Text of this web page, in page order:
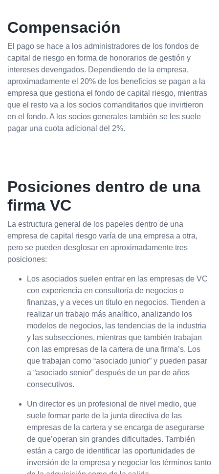
Compensación
El pago se hace a los administradores de los fondos de
capital de riesgo en forma de honorarios de gestión y
intereses devengados. Dependiendo de la empresa,
aproximadamente el 20% de los beneficios se pagan a la
empresa que gestiona el fondo de capital riesgo, mientras
que el resto va a los socios comanditarios que invirtieron
en el fondo. A los socios generales también se les suele
pagar una cuota adicional del 2%.
Posiciones dentro de una
firma VC
La estructura general de los papeles dentro de una
empresa de capital riesgo varía de una empresa a otra,
pero se pueden desglosar en aproximadamente tres
posiciones:
Los asociados suelen entrar en las empresas de VC
con experiencia en consultoría de negocios o
finanzas, y a veces un título en negocios. Tienden a
realizar un trabajo más analítico, analizando los
modelos de negocios, las tendencias de la industria
y las subsecciones, mientras que también trabajan
con las empresas de la cartera de una firma’s. Los
que trabajan como “asociado junior” y pueden pasar
a “asociado senior” después de un par de años
consecutivos.
Un director es un profesional de nivel medio, que
suele formar parte de la junta directiva de las
empresas de la cartera y se encarga de asegurarse
de que’operan sin grandes dificultades. También
están a cargo de identificar las oportunidades de
inversión de la empresa y negociar los términos tanto